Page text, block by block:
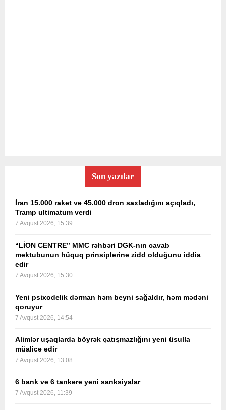
Son yazılar
İran 15.000 raket və 45.000 dron saxladığını açıqladı,
Tramp ultimatum verdi
7 Avqust 2026, 15:39
“LİON CENTRE” MMC rəhbəri DGK-nın cavab
məktubunun hüquq prinsiplərinə zidd olduğunu iddia
edir
7 Avqust 2026, 15:30
Yeni psixodelik dərman həm beyni sağaldır, həm mədəni
qoruyur
7 Avqust 2026, 14:54
Alimlər uşaqlarda böyrək çatışmazlığını yeni üsulla
müalicə edir
7 Avqust 2026, 13:08
6 bank və 6 tankerə yeni sanksiyalar
7 Avqust 2026, 11:39